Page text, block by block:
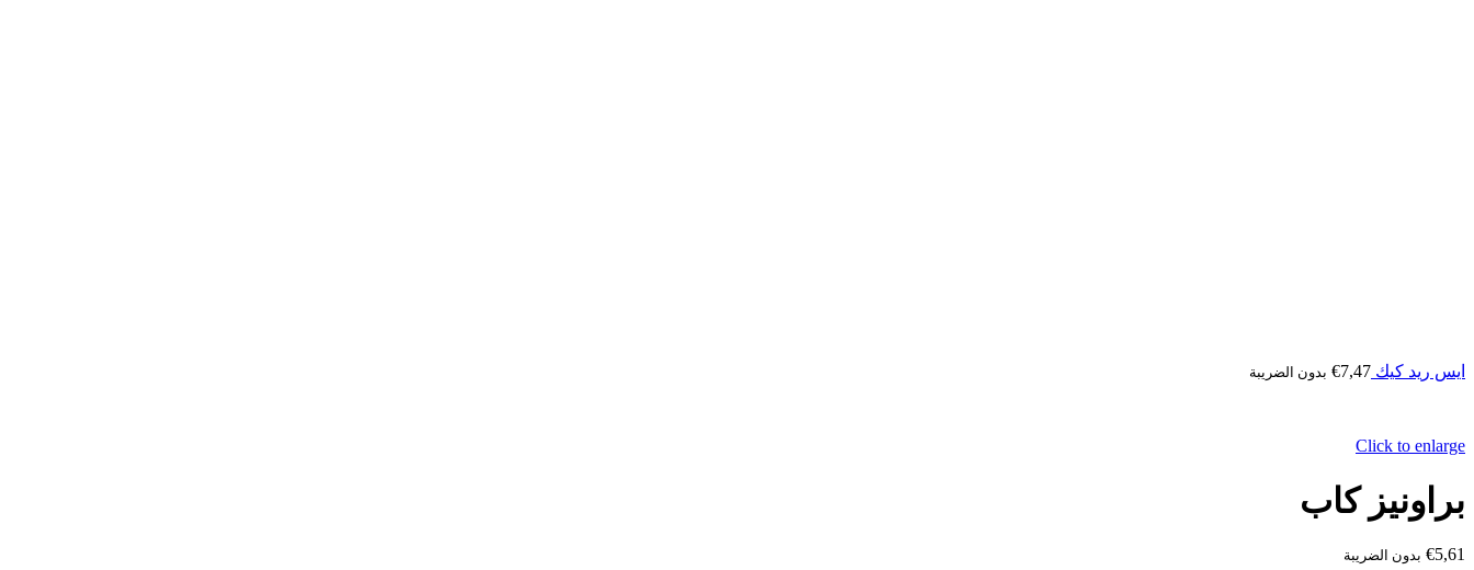
ايس ريد كيك €7,47 بدون الضريبة
Click to enlarge
براونيز كاب
€5,61 بدون الضريبة